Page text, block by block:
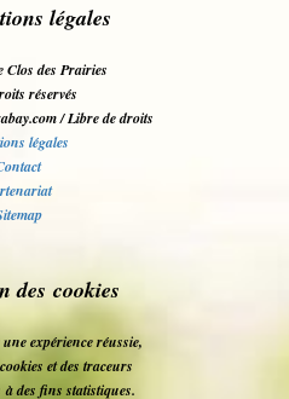
légales
Clos des Prairies
réservés
/ Libre de droits
légales
des cookies
expérience réussie,
et des traceurs
à des fins statistiques.